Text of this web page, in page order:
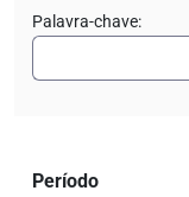
Palavra-chave:
Período